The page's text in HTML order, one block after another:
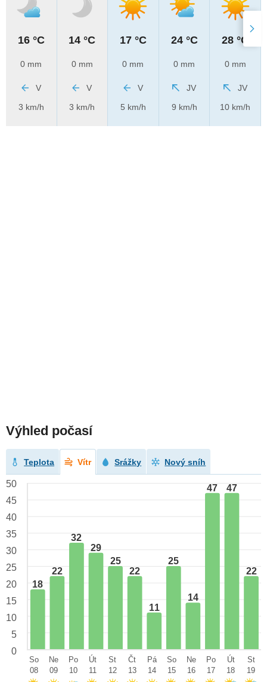
16 °C
0 mm
V
3 km/h
14 °C
0 mm
V
3 km/h
17 °C
0 mm
V
5 km/h
24 °C
0 mm
JV
9 km/h
28 °C
0 mm
JV
10 km/h
Výhled počasí
Teplota Vítr Srážky Nový sníh
18
22
32
29
25
22
11
25
14
47 47
22
50
45
40
35
30
25
20
15
10
5
0
So
08
Ne
09
Po
10
Út
11
St
12
Čt
13
Pá
14
So
15
Ne
16
Po
17
Út
18
St
19